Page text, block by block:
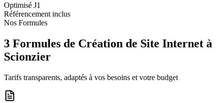
Optimisé J1
Référencement inclus
Nos Formules
3 Formules de Création de Site Internet à
Scionzier
Tarifs transparents, adaptés à vos besoins et votre budget